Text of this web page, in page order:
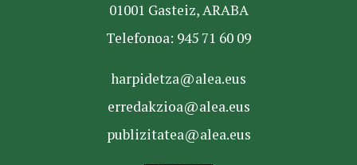
01001 Gasteiz, ARABA
Telefonoa: 945 71 60 09
harpidetza@alea.eus
erredakzioa@alea.eus
publizitatea@alea.eus